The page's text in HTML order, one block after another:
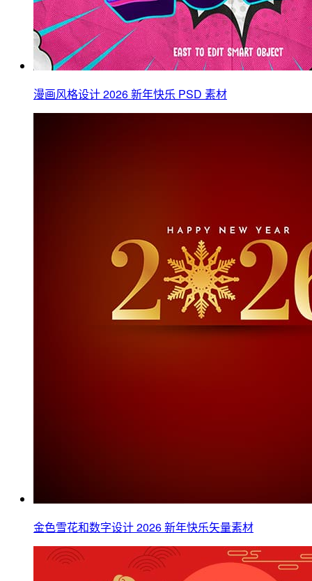
漫画风格设计 2026 新年快乐 PSD 素材
金色雪花和数字设计 2026 新年快乐矢量素材